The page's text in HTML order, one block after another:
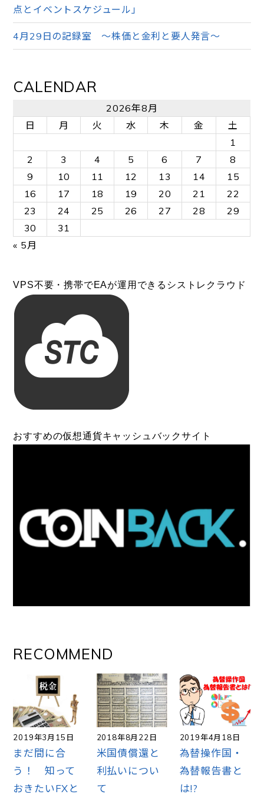
点とイベントスケジュール」
4月29日の記録室 ～株価と金利と要人発言～
CALENDAR
2026年8月
日
月 火 水 木 金
土
1
2
3 4 5 6 7
8
9
10 11 12 13 14
15
16
17 18 19 20 21
22
23
24 25 26 27 28
29
30
31
« 5月
VPS不要・携帯でEAが運用できるシストレクラウド
おすすめの仮想通貨キャッシュバックサイト
RECOMMEND
2019年3月15日
まだ間に合
う！ 知って
おきたいFXと
2018年8月22日
米国債償還と
利払いについ
て
2019年4月18日
為替操作国・
為替報告書と
は!?